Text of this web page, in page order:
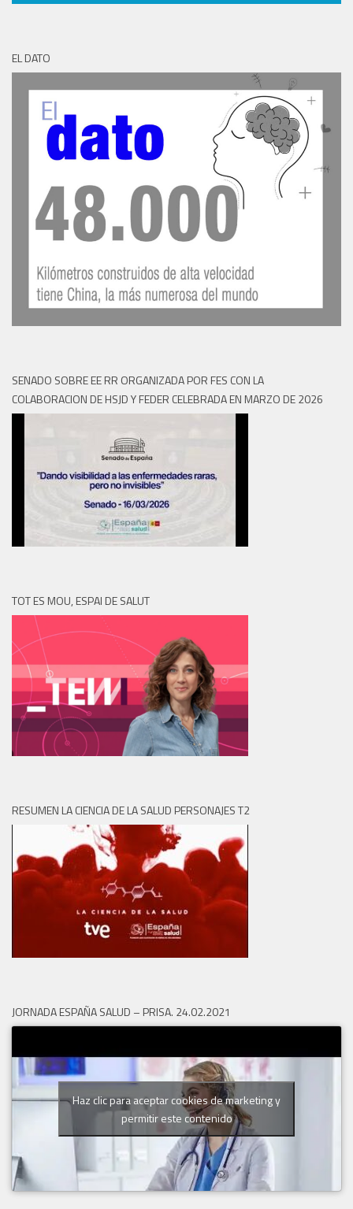
EL DATO
SENADO SOBRE EE RR ORGANIZADA POR FES CON LA
COLABORACION DE HSJD Y FEDER CELEBRADA EN MARZO DE 2026
TOT ES MOU, ESPAI DE SALUT
RESUMEN LA CIENCIA DE LA SALUD PERSONAJES T2
JORNADA ESPAÑA SALUD – PRISA. 24.02.2021
Haz clic para aceptar cookies de marketing y
permitir este contenido